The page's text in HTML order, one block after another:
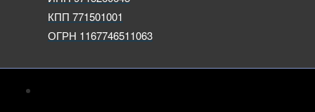
КПП 771501001
ОГРН 1167746511063